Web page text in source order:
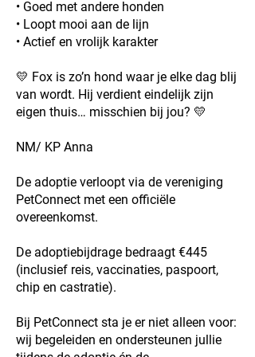
• Goed met andere honden
• Loopt mooi aan de lijn
• Actief en vrolijk karakter
💛 Fox is zo’n hond waar je elke dag blij
van wordt. Hij verdient eindelijk zijn
eigen thuis… misschien bij jou? 💛
NM/ KP Anna
De adoptie verloopt via de vereniging
PetConnect met een officiële
overeenkomst.
De adoptiebijdrage bedraagt €445
(inclusief reis, vaccinaties, paspoort,
chip en castratie).
Bij PetConnect sta je er niet alleen voor:
wij begeleiden en ondersteunen jullie